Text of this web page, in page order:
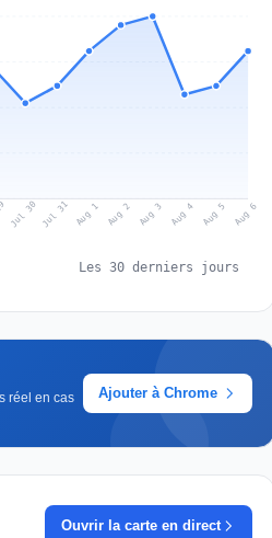
Jul 30 Jul 31 Aug 1 Aug 2 Aug 3 Aug 4 Aug 5 Aug 6
Les 30 derniers jours
réel en cas
Ajouter à Chrome
Ouvrir la carte en direct